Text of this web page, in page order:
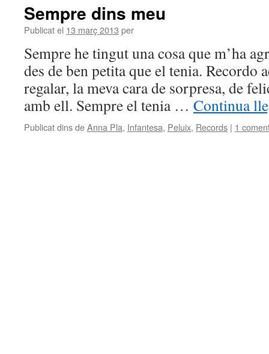
Sempre dins meu
Publicat el 13 març 2013 per
Sempre he tingut una cosa que m’ha
des de ben petita que el tenia. Recordo
regalar, la meva cara de sorpresa, de
amb ell. Sempre el tenia … Continua
Publicat dins deAnna Pla, Infantesa, Peluix, Records | 1